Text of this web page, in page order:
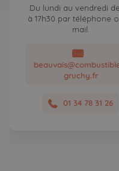
Du lundi au vendredi
à 17h30 par téléphone
mail.
gruchy.fr
01 34 78 31 26